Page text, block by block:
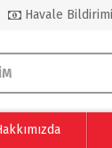
Havale Bildirimi